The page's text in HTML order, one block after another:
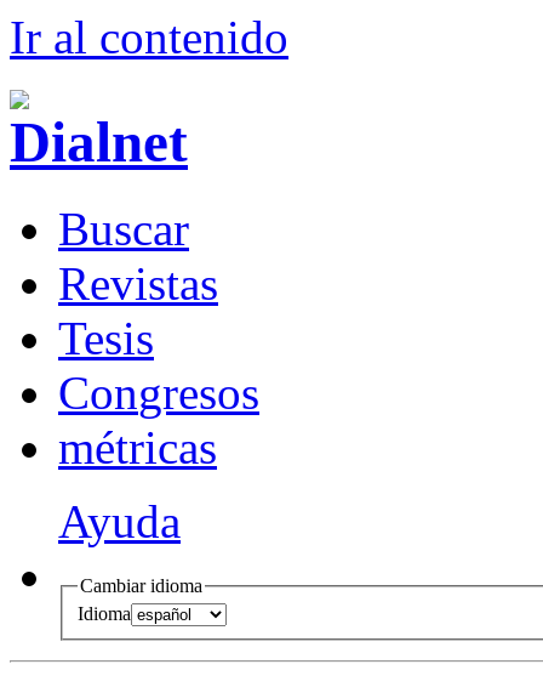
Ir al contenido
Buscar
Revistas
Tesis
Congresos
métricas
Ayuda
Cambiar idioma
Idioma